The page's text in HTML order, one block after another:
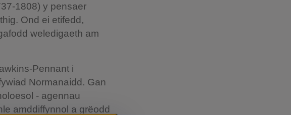
1808) y pensaer
Ond ei etifedd,
weledigaeth am
Pennant i
Normanaidd. Gan
- agennau
amddiffynnol a grëodd